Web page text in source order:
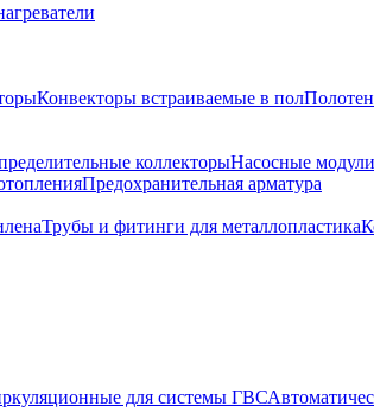
Конвекторы встраиваемые в пол
коллекторыНасосные
Предохранительная арматура
Трубы и фитинги для металлопластика
для системы ГВС